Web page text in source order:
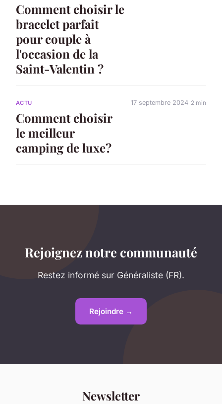
Comment choisir le
bracelet parfait
pour couple à
l'occasion de la
Saint-Valentin ?
ACTU
Comment choisir
le meilleur
camping de luxe?
17 septembre 2024 2 min
Rejoignez notre communauté
Restez informé sur Généraliste (FR).
Rejoindre →
Newsletter